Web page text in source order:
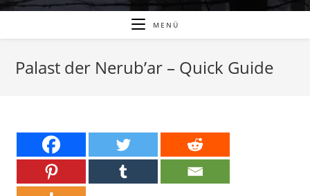
MENÜ
Palast der Nerub’ar – Quick Guide